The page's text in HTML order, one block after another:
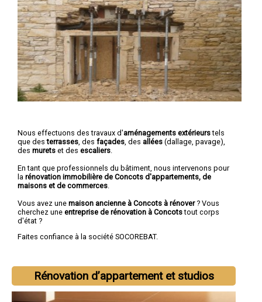
Nous effectuons des travaux d'aménagements extérieurstels
que desterrasses , des façades , des allées (dallage, pavage),
des murets et des escaliers
En tant que professionnels du bâtiment, nous intervenons pour
la rénovation immobilière de Concots d'appartements, de
maisons et de commerces
Vous avez une maison ancienne à Concots à rénover? Vous
cherchez une entreprise de rénovation à Concotstout corps
d'état ?
Faites confiance à la société SOCOREBAT.
Rénovation d’appartement et studios